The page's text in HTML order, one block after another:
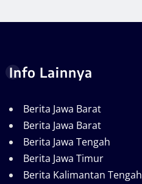
Info Lainnya
Berita Jawa Barat
Berita Jawa Barat
Berita Jawa Tengah
Berita Jawa Timur
Berita Kalimantan Tengah